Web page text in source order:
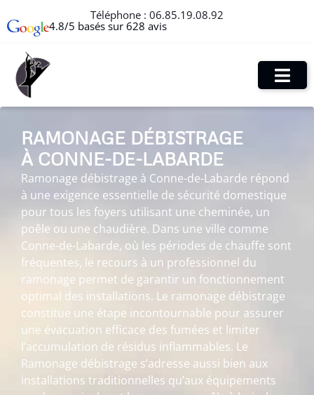
Téléphone : 06.85.19.08.92
4.8/5 basés sur 628 avis
RAMONAGE DÉBISTRAGE
À CONNE-DE-LABARDE
Ramonage débistrage à Conne-de-Labarde répond
à une exigence essentielle de sécurité domestique
pour tous les foyers utilisant une cheminée, un
poêle ou une chaudière. Dans une ville comme
Conne-de-Labarde, où les périodes de chauffe sont
fréquentes, le recours à un professionnel du
ramonage permet de garantir un fonctionnement
optimal des installations. Le ramonage débistrage
constitue une étape incontournable pour assurer
une évacuation efficace des fumées et limiter
l’accumulation de résidus inflammables. Le
Ramonage débistrage s’adresse aussi bien aux
installations traditionnelles qu’aux équipements